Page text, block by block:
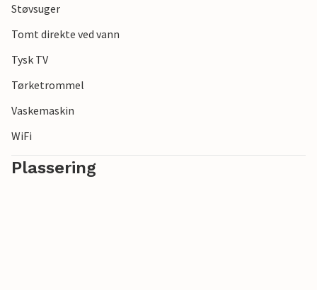
Støvsuger
Tomt direkte ved vann
Tysk TV
Tørketrommel
Vaskemaskin
WiFi
Plassering